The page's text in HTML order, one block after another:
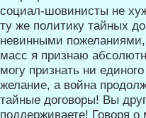
социал-шовинисты не
ту же политику тайных
невинными пожеланиями,
масс я признаю
могу признать ни
желание, а война
тайные договоры! Вы
поддерживаете! Говоря